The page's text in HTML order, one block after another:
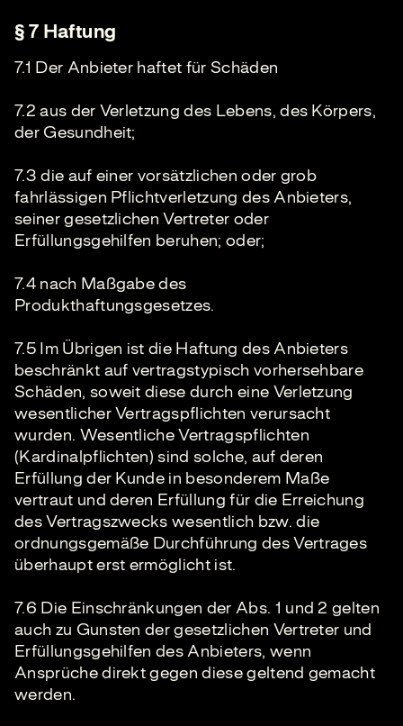
§ 7 Haftung
7.1 Der Anbieter haftet für Schäden
7.2 aus der Verletzung des Lebens, des Körpers,
der Gesundheit;
7.3 die auf einer vorsätzlichen oder grob
fahrlässigen Pflichtverletzung des Anbieters,
seiner gesetzlichen Vertreter oder
Erfüllungsgehilfen beruhen; oder;
7.4 nach Maßgabe des
Produkthaftungsgesetzes.
7.5 Im Übrigen ist die Haftung des Anbieters
beschränkt auf vertragstypisch vorhersehbare
Schäden, soweit diese durch eine Verletzung
wesentlicher Vertragspflichten verursacht
wurden. Wesentliche Vertragspflichten
(Kardinalpflichten) sind solche, auf deren
Erfüllung der Kunde in besonderem Maße
vertraut und deren Erfüllung für die Erreichung
des Vertragszwecks wesentlich bzw. die
ordnungsgemäße Durchführung des Vertrages
überhaupt erst ermöglicht ist.
7.6 Die Einschränkungen der Abs. 1 und 2 gelten
auch zu Gunsten der gesetzlichen Vertreter und
Erfüllungsgehilfen des Anbieters, wenn
Ansprüche direkt gegen diese geltend gemacht
werden.